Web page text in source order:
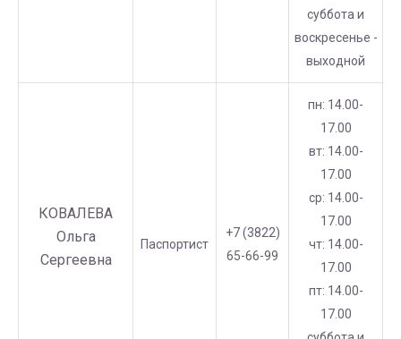
суббота и
воскресенье -
выходной
КОВАЛЕВА
Ольга
Сергеевна
Паспортист
+7 (3822)
65-66-99
пн: 14.00-
17.00
вт: 14.00-
17.00
ср: 14.00-
17.00
чт: 14.00-
17.00
пт: 14.00-
17.00